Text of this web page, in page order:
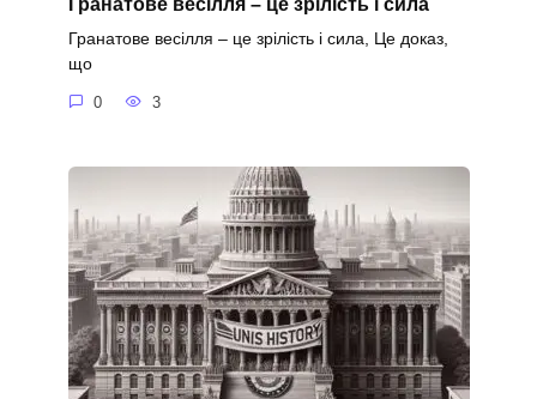
Гранатове весілля – це зрілість і сила, Це доказ,
що
0 3